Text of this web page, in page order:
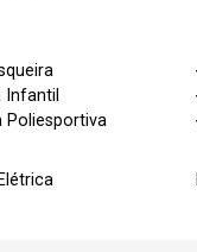
Infantil
Poliesportiva